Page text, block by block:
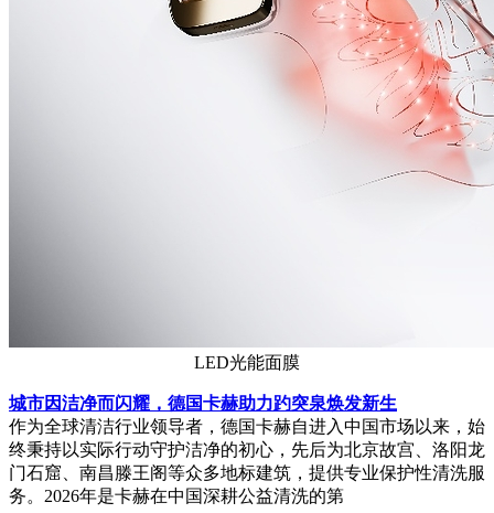
LED光能面膜
城市因洁净而闪耀，德国卡赫助力趵突泉焕发新生
作为全球清洁行业领导者，德国卡赫自进入中国市场以来，始
终秉持以实际行动守护洁净的初心，先后为北京故宫、洛阳龙
门石窟、南昌滕王阁等众多地标建筑，提供专业保护性清洗服
务。2026年是卡赫在中国深耕公益清洗的第